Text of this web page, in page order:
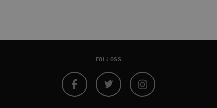
FÖLJ OSS